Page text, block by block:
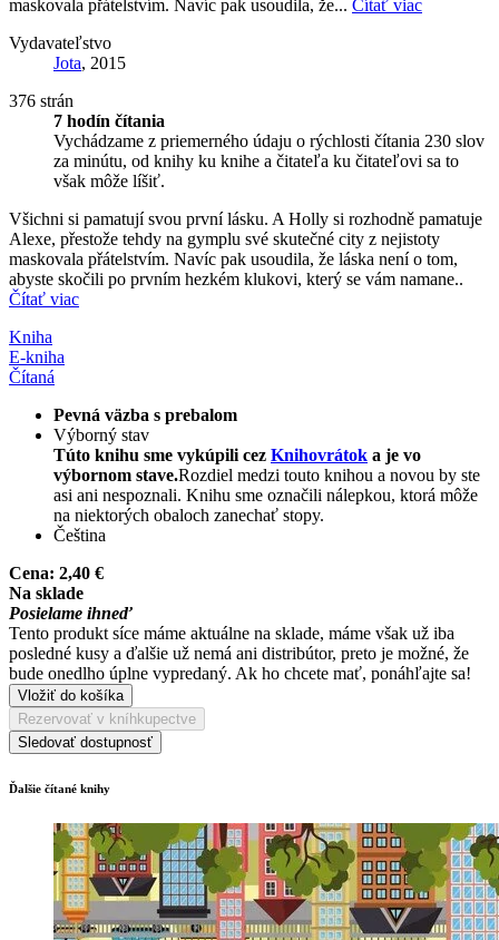
maskovala přátelstvím. Navíc pak usoudila, že... Čítať viac
Vydavateľstvo
Jota, 2015
376 strán
7 hodín čítania
Vychádzame z priemerného údaju o rýchlosti čítania 230 slov
za minútu, od knihy ku knihe a čitateľa ku čitateľovi sa to
však môže líšiť.
Všichni si pamatují svou první lásku. A Holly si rozhodně pamatuje
Alexe, přestože tehdy na gymplu své skutečné city z nejistoty
maskovala přátelstvím. Navíc pak usoudila, že láska není o tom,
abyste skočili po prvním hezkém klukovi, který se vám namane..
Čítať viac
Kniha
E-kniha
Čítaná
Pevná väzba s prebalom
Výborný stav
Túto knihu sme vykúpili cez Knihovrátok a je vo
výbornom stave.Rozdiel medzi touto knihou a novou by ste
asi ani nespoznali. Knihu sme označili nálepkou, ktorá môže
na niektorých obaloch zanechať stopy.
Čeština
Cena: 2,40 €
Na sklade
Posielame ihneď
Tento produkt síce máme aktuálne na sklade, máme však už iba
posledné kusy a ďalšie už nemá ani distribútor, preto je možné, že
bude onedlho úplne vypredaný. Ak ho chcete mať, ponáhľajte sa!
Vložiť do košíka
Rezervovať v kníhkupectve
Sledovať dostupnosť
Ďalšie čítané knihy